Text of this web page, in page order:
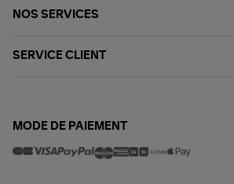
NOS SERVICES
SERVICE CLIENT
MODE DE PAIEMENT